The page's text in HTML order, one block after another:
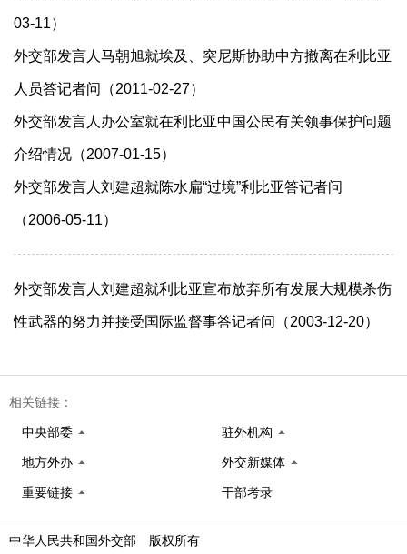
03-11）
外交部发言人马朝旭就埃及、突尼斯协助中方撤离在利比亚
人员答记者问（2011-02-27）
外交部发言人办公室就在利比亚中国公民有关领事保护问题
介绍情况（2007-01-15）
外交部发言人刘建超就陈水扁“过境”利比亚答记者问
（2006-05-11）
外交部发言人刘建超就利比亚宣布放弃所有发展大规模杀伤
性武器的努力并接受国际监督事答记者问（2003-12-20）
相关链接：
中央部委 驻外机构
地方外办 外交新媒体
重要链接 干部考录
中华人民共和国外交部 版权所有